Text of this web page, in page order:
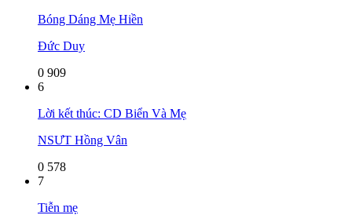
Bóng Dáng Mẹ Hiền
Đức Duy
0 909
6
Lời kết thúc: CD Biển Và Mẹ
NSƯT Hồng Vân
0 578
7
Tiễn mẹ